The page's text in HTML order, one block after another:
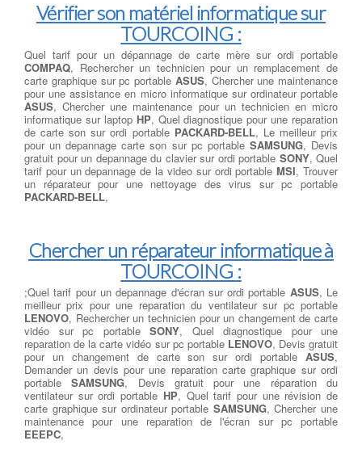
Vérifier son matériel informatique sur
TOURCOING :
Quel tarif pour un dépannage de carte mère sur ordi portable
COMPAQ, Rechercher un technicien pour un remplacement de
carte graphique sur pc portable ASUS, Chercher une maintenance
pour une assistance en micro informatique sur ordinateur portable
ASUS, Chercher une maintenance pour un technicien en micro
informatique sur laptop HP, Quel diagnostique pour une reparation
de carte son sur ordi portable PACKARD-BELL, Le meilleur prix
pour un depannage carte son sur pc portable SAMSUNG, Devis
gratuit pour un depannage du clavier sur ordi portable SONY, Quel
tarif pour un depannage de la video sur ordi portableMSI, Trouver
un réparateur pour une nettoyage des virus sur pc portable
PACKARD-BELL,
Chercher un réparateur informatique à
TOURCOING :
;Quel tarif pour un depannage d'écran sur ordi portable ASUS, Le
meilleur prix pour une reparation du ventilateur sur pc portable
LENOVO, Rechercher un technicien pour un changement de carte
vidéo sur pc portable SONY, Quel diagnostique pour une
reparation de la carte vidéo sur pc portable LENOVO, Devis gratuit
pour un changement de carte son sur ordi portable ASUS,
Demander un devis pour une reparation carte graphique sur ordi
portableSAMSUNG, Devis gratuit pour une réparation du
ventilateur sur ordi portable HP, Quel tarif pour une révision de
carte graphique sur ordinateur portable SAMSUNG, Chercher une
maintenance pour une reparation de l'écran sur pc portable
EEEPC,